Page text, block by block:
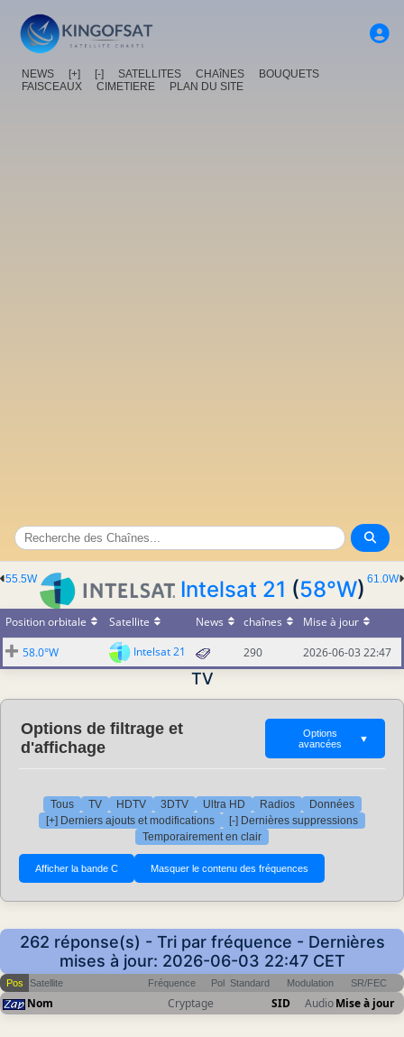
NEWS [+] [-] SATELLITES CHAîNES
BOUQUETS
FAISCEAUX
CIMETIERE PLAN DU SITE
61.0W
55.5W Intelsat 21 (58°W)
Position orbitale Satellite News chaînes
Mise à jour
58.0°W
Intelsat 21 290 2026-06-03 22:47
TV
Options de filtrage et
d'affichage
Options
avancées
▼
Tous TV HDTV 3DTV Ultra HD Radios
Données
[+] Derniers ajouts et modifications
[-] Dernières suppressions
Temporairement en clair
262 réponse(s) - Tri par fréquence - Dernières
mises à jour: 2026-06-03 22:47 CET
Pos Satellite Fréquence Pol Standard Modulation SR/FEC
Nom Cryptage SID AudioMise à jour